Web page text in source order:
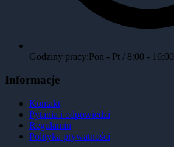
Godziny pracy:Pon - Pt / 8:00 - 16:00
Informacje
Kontakt
Pytania i odpowiedzi
Regulamin
Polityka prywatności